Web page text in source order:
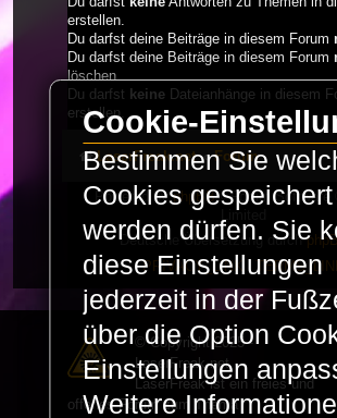
erstellen.
Du darfst deine Beiträge in diesem Forum
Du darfst deine Beiträge in diesem Forum
löschen.
Du darfst keine Dateianhänge in diesem
erstellen.
LaserFreak.net Forum
Powered byphpBB® Forum Software
Limited
Deutsche Übersetzung durch
PRIVACY_LINK
© Copyright 2025 -
LaserFreak.net
LaserFreak ist ein freies und
offenes Forum zum Thema
Cookie-
Bestimmen Sie
Cookies gespeichert
werden dürfen. Sie
diese Einstellungen
jederzeit in der
über die Option
Einstellungen
Weitere